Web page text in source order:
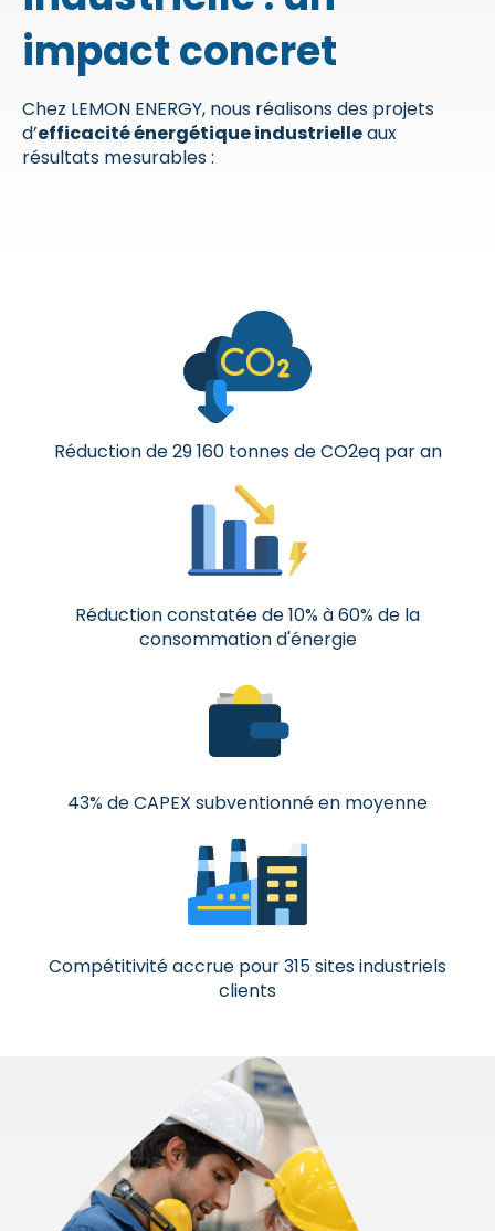
impact concret
Chez LEMON ENERGY, nous réalisons des projets
d’efficacité énergétique industrielleaux
résultats mesurables :
Réduction de 29 160 tonnes de CO2eq par an
Réduction constatée de 10% à 60% de la
consommation d'énergie
43% de CAPEX subventionné en moyenne
Compétitivité accrue pour 315 sites industriels
clients